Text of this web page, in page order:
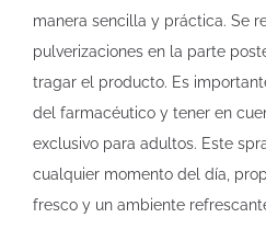
manera sencilla y práctica. Se
pulverizaciones en la parte
tragar el producto. Es
del farmacéutico y tener en
exclusivo para adultos. Este
cualquier momento del día,
fresco y un ambiente